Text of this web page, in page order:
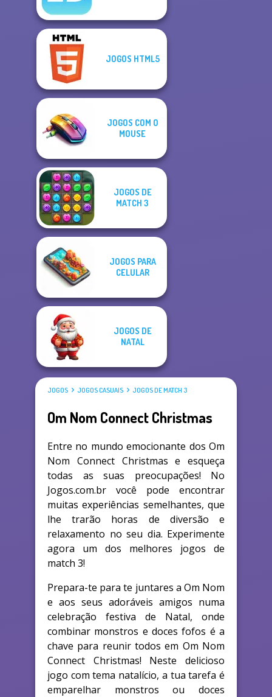
JOGOS HTML5
JOGOS COM O
MOUSE
JOGOS DE
MATCH 3
JOGOS PARA
CELULAR
JOGOS DE
NATAL
JOGOS JOGOS CASUAIS JOGOS DE MATCH 3
Om Nom Connect Christmas
Entre no mundo emocionante dos Om
Nom Connect Christmas e esqueça
todas as suas preocupações! No
Jogos.com.br você pode encontrar
muitas experiências semelhantes, que
lhe trarão horas de diversão e
relaxamento no seu dia. Experimente
agora um dos melhores jogos de
match 3!
Prepara-te para te juntares a Om Nom
e aos seus adoráveis amigos numa
celebração festiva de Natal, onde
combinar monstros e doces fofos é a
chave para reunir todos em Om Nom
Connect Christmas! Neste delicioso
jogo com tema natalício, a tua tarefa é
emparelhar monstros ou doces